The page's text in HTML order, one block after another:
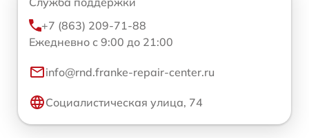
+7 (863) 209-71-88
Ежедневно с 9:00 до 21:00
info@rnd.franke-repair-center.ru
Социалистическая улица, 74